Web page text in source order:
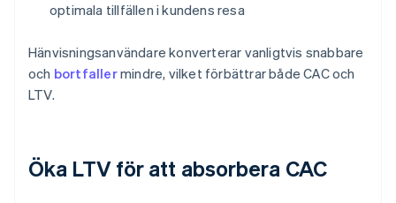
optimala tillfällen i kundens resa
Hänvisningsanvändare konverterar vanligtvis snabbare
och bortfallermindre, vilket förbättrar både CAC och
LTV.
Öka LTV för att absorbera CAC